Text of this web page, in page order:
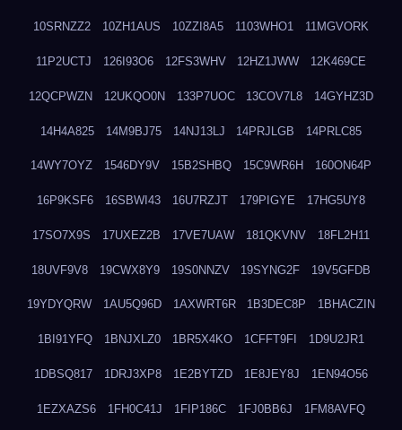
10SRNZZ2 10ZH1AUS 10ZZI8A5 1103WHO1 11MGVORK
11P2UCTJ 126I93O6 12FS3WHV 12HZ1JWW 12K469CE
12QCPWZN 12UKQO0N 133P7UOC 13COV7L8 14GYHZ3D
14H4A825 14M9BJ75 14NJ13LJ 14PRJLGB 14PRLC85
14WY7OYZ 1546DY9V 15B2SHBQ 15C9WR6H 160ON64P
16P9KSF6 16SBWI43 16U7RZJT 179PIGYE 17HG5UY8
17SO7X9S 17UXEZ2B 17VE7UAW 181QKVNV 18FL2H11
18UVF9V8 19CWX8Y9 19S0NNZV 19SYNG2F 19V5GFDB
19YDYQRW 1AU5Q96D 1AXWRT6R 1B3DEC8P 1BHACZIN
1BI91YFQ 1BNJXLZ0 1BR5X4KO 1CFFT9FI 1D9U2JR1
1DBSQ817 1DRJ3XP8 1E2BYTZD 1E8JEY8J 1EN94O56
1EZXAZS6 1FH0C41J 1FIP186C 1FJ0BB6J 1FM8AVFQ